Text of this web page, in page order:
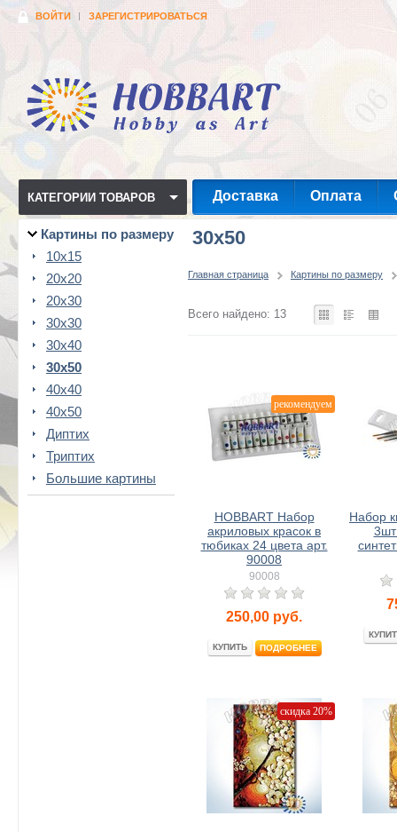
ВОЙТИ ЗАРЕГИСТРИРОВАТЬСЯ
КАТЕГОРИИ ТОВАРОВ Доставка Оплата
Картины по размеру
10x15
20x20
20x30
30x30
30x40
30x50
40x40
40x50
Диптих
Триптих
Большие картины
30x50
Главная страница Картины по размеру
Всего найдено: 13
рекомендуем
HOBBART Набор
акриловых красок в
тюбиках 24 цвета арт.
90008
90008
250,00 руб.
КУПИТЬ ПОДРОБНЕЕ
Набор
скидка 20%